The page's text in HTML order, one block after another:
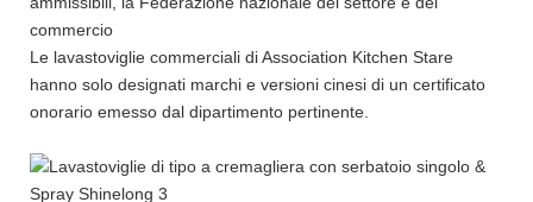
commercio
Le lavastoviglie commerciali di Association Kitchen Stare
hanno solo designati marchi e versioni cinesi di un certificato
onorario emesso dal dipartimento pertinente.